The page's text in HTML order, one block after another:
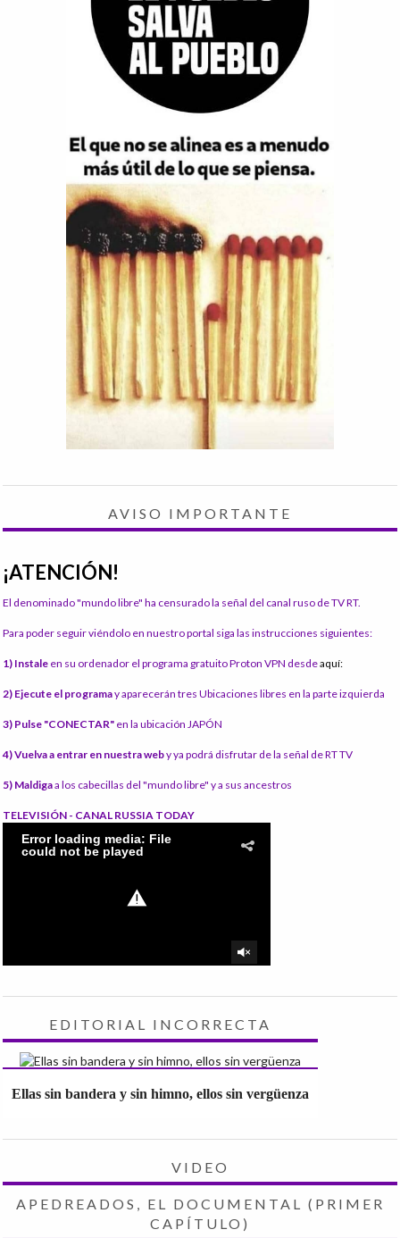
AVISO IMPORTANTE
¡ATENCIÓN!
El denominado "mundo libre" ha censurado la señal del canal ruso de TV RT.
Para poder seguir viéndolo en nuestro portal siga las instrucciones siguientes:
1) Instale en su ordenador el programa gratuito Proton VPN desdeaquí:
2) Ejecute el programay aparecerán tres Ubicaciones libres en la parte izquierda
3) Pulse "CONECTAR" en la ubicación JAPÓN
4) Vuelva a entrar en nuestra weby ya podrá disfrutar de la señal de RT TV
5) Maldigaa los cabecillas del "mundo libre" y a sus ancestros
TELEVISIÓN - CANAL RUSSIA TODAY
EDITORIAL INCORRECTA
Ellas sin bandera y sin himno, ellos sin vergüenza
VIDEO
APEDREADOS, EL DOCUMENTAL (PRIMER
CAPÍTULO)